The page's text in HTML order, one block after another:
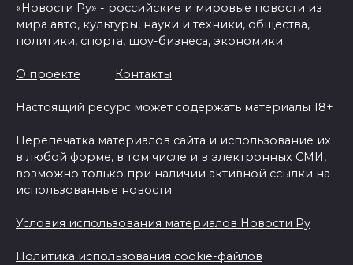
«Новости Ру» - российские и мировые новости из
мира авто, культуры, науки и техники, общества,
политики, спорта, шоу-бизнеса, экономики.
О проекте Контакты
Настоящий ресурс может содержать материалы 18+
Перепечатка материалов сайта и использование их
в любой форме, в том числе и в электронных СМИ,
возможно только при наличии активной ссылки на
использованные новости.
Условия использования материалов Новости Ру
Политика использования cookie-файлов